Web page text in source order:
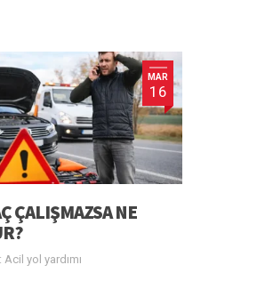
MAR
16
ÇALIŞMAZSA NE
Acil yol yardımı